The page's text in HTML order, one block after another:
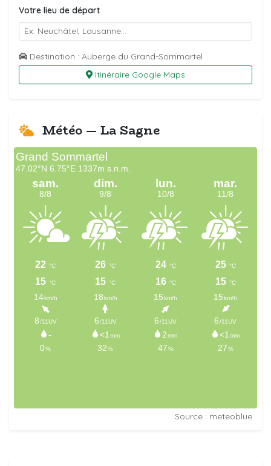
Votre lieu de départ
Destination : Auberge du Grand-Sommartel
Itinéraire Google Maps
Météo — La Sagne
Source : meteoblue